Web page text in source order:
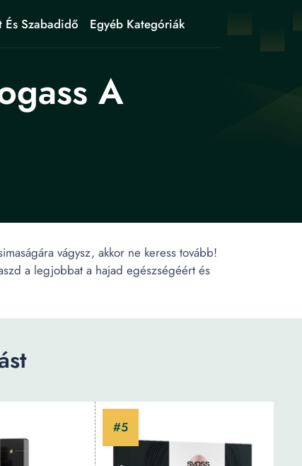
És Szabadidő Egyéb Kategóriák
A
vágysz, akkor ne keress tovább!
a legjobbat a hajad egészségéért és